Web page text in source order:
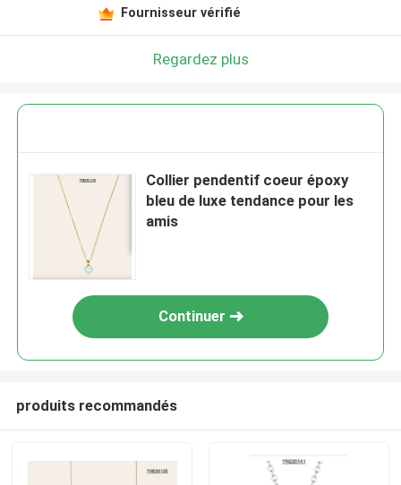
Fournisseur vérifié
Regardez plus
Collier pendentif coeur époxy
bleu de luxe tendance pour les
amis
Continuer
produits recommandés